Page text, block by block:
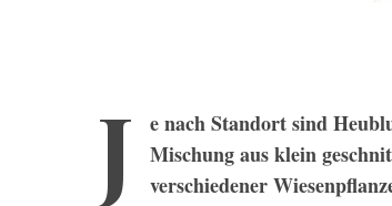
J
e nach Standort sind
Mischung aus klein
verschiedener